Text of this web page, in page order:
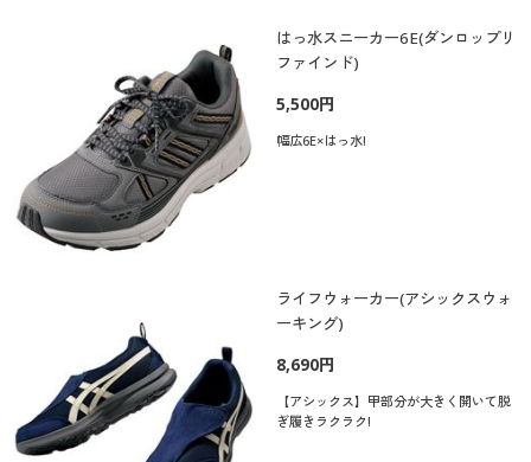
はっ水スニーカー6E(ダンロップリ
ファインド)
5,500円
幅広6E×はっ水!
ライフウォーカー(アシックスウォ
ーキング)
8,690円
【アシックス】甲部分が大きく開いて脱
ぎ履きラクラク!